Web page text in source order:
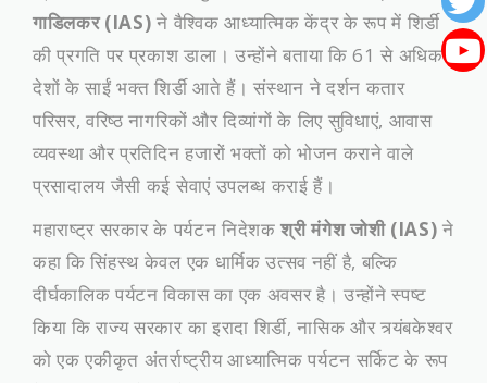
गाडिलकर (IAS) ने वैश्विक आध्यात्मिक केंद्र के रूप में शिर्डी
की प्रगति पर प्रकाश डाला। उन्होंने बताया कि 61 से अधिक
देशों के साईं भक्त शिर्डी आते हैं। संस्थान ने दर्शन कतार
परिसर, वरिष्ठ नागरिकों और दिव्यांगों के लिए सुविधाएं, आवास
व्यवस्था और प्रतिदिन हजारों भक्तों को भोजन कराने वाले
प्रसादालय जैसी कई सेवाएं उपलब्ध कराई हैं।
​महाराष्ट्र सरकार के पर्यटन निदेशकश्री मंगेश जोशी (IAS) ने
कहा कि सिंहस्थ केवल एक धार्मिक उत्सव नहीं है, बल्कि
दीर्घकालिक पर्यटन विकास का एक अवसर है। उन्होंने स्पष्ट
किया कि राज्य सरकार का इरादा शिर्डी, नासिक और त्र्यंबकेश्वर
को एक एकीकृत अंतर्राष्ट्रीय आध्यात्मिक पर्यटन सर्किट के रूप